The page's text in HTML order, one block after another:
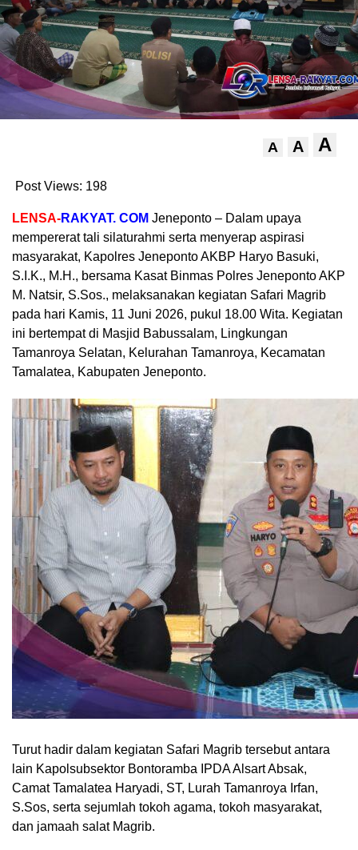
A A A
Post Views: 198
LENSA-RAKYAT. COM Jeneponto – Dalam upaya
mempererat tali silaturahmi serta menyerap aspirasi
masyarakat, Kapolres Jeneponto AKBP Haryo Basuki,
S.I.K., M.H., bersama Kasat Binmas Polres Jeneponto AKP
M. Natsir, S.Sos., melaksanakan kegiatan Safari Magrib
pada hari Kamis, 11 Juni 2026, pukul 18.00 Wita. Kegiatan
ini bertempat di Masjid Babussalam, Lingkungan
Tamanroya Selatan, Kelurahan Tamanroya, Kecamatan
Tamalatea, Kabupaten Jeneponto.
Turut hadir dalam kegiatan Safari Magrib tersebut antara
lain Kapolsubsektor Bontoramba IPDA Alsart Absak,
Camat Tamalatea Haryadi, ST, Lurah Tamanroya Irfan,
S.Sos, serta sejumlah tokoh agama, tokoh masyarakat,
dan jamaah salat Magrib.